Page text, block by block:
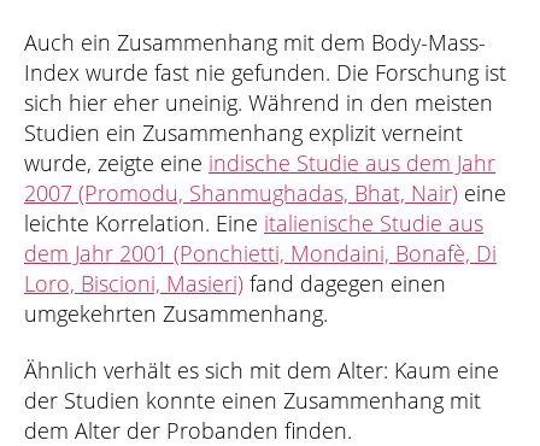
Auch ein Zusammenhang mit dem Body-Mass-
Index wurde fast nie gefunden. Die Forschung ist
sich hier eher uneinig. Während in den meisten
Studien ein Zusammenhang explizit verneint
wurde, zeigte eine indische Studie aus dem Jahr
2007 (Promodu, Shanmughadas, Bhat, Nair) eine
leichte Korrelation. Eine italienische Studie aus
dem Jahr 2001 (Ponchietti, Mondaini, Bonafè, Di
Loro, Biscioni, Masieri) fand dagegen einen
umgekehrten Zusammenhang.
Ähnlich verhält es sich mit dem Alter: Kaum eine
der Studien konnte einen Zusammenhang mit
dem Alter der Probanden finden.